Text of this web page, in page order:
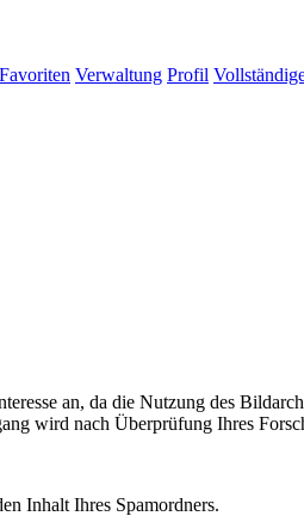
Favoriten Verwaltung Profil
an, da die Nutzung des
wird nach Überprüfung Ihres
Inhalt Ihres Spamordners.